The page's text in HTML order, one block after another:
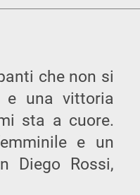
che non si
e una vittoria
sta a cuore.
e un
Diego Rossi,